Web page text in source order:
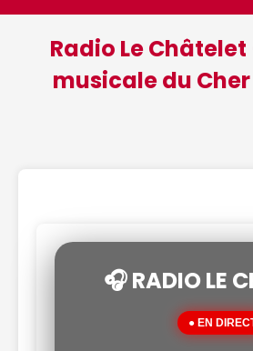
Radio Le
musicale du
🎧 RADIO LE
● EN